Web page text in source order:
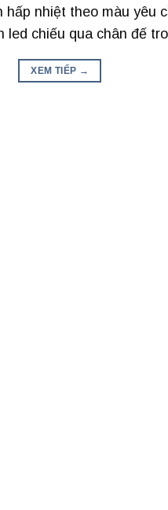
nhiệt theo màu yêu
led chiếu qua chân đế
XEM TIẾP →